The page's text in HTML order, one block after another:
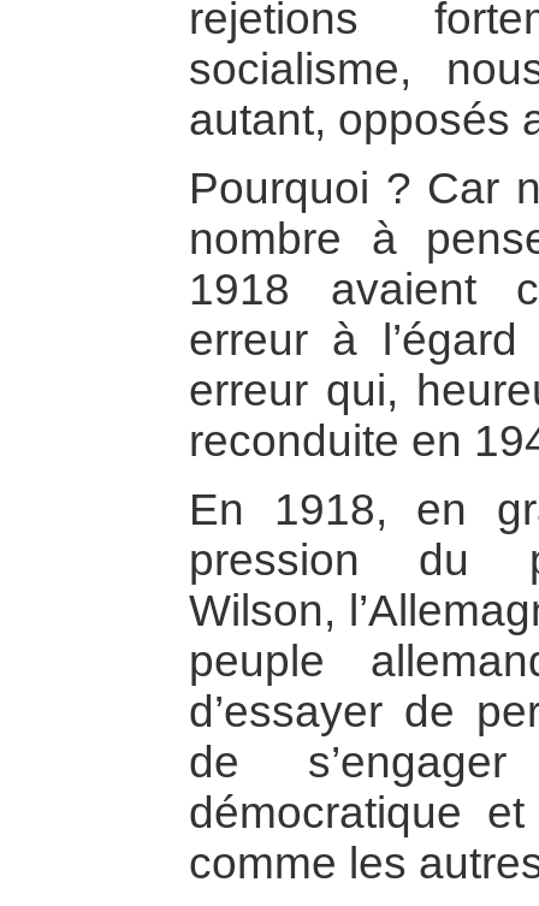
rejetions
socialisme,
autant, opposés
Pourquoi ? Car
nombre à
1918 avaient
erreur à
erreur qui,
reconduite en
En 1918, en
pression du
Wilson,
peuple
d’essayer de
de
démocratique
comme les